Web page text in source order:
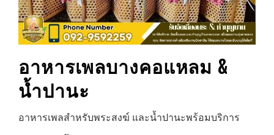
อาหารเพลบางคอแหลม &
น้ำปานะ
อาหารเพลสำหรับพระสงฆ์ และน้ำปานะพร้อมบริการ